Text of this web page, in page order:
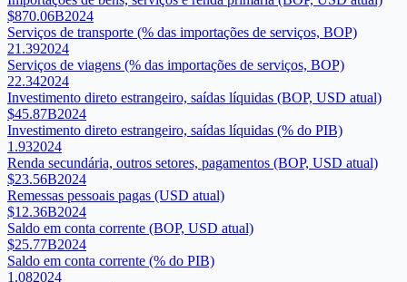
$870.06B2024
Serviços de transporte (% das importações de serviços, BOP)
21.392024
Serviços de viagens (% das importações de serviços, BOP)
22.342024
Investimento direto estrangeiro, saídas líquidas (BOP, USD atual)
$45.87B2024
Investimento direto estrangeiro, saídas líquidas (% do PIB)
1.932024
Renda secundária, outros setores, pagamentos (BOP, USD atual)
$23.56B2024
Remessas pessoais pagas (USD atual)
$12.36B2024
Saldo em conta corrente (BOP, USD atual)
$25.77B2024
Saldo em conta corrente (% do PIB)
1.082024